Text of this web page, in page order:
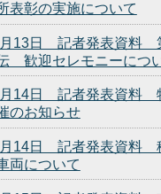
表彰の実施について
13日 記者発表資料
歓迎セレモニーにつ
14日 記者発表資料
のお知らせ
14日 記者発表資料
両について